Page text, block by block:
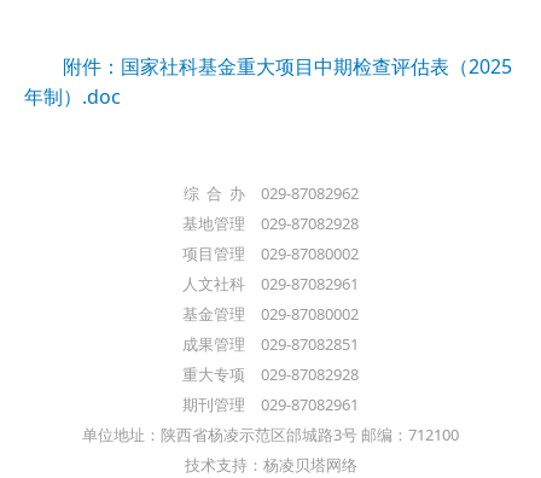
附件：国家社科基金重大项目中期检查评估表（2025
年制）.doc
综 合 办 029-87082962
基地管理 029-87082928
项目管理 029-87080002
人文社科 029-87082961
基金管理 029-87080002
成果管理 029-87082851
重大专项 029-87082928
期刊管理 029-87082961
单位地址：陕西省杨凌示范区邰城路3号 邮编：712100
技术支持：杨凌贝塔网络